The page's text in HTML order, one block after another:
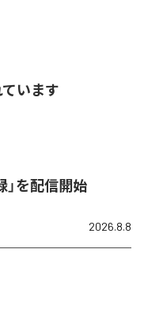
います
」を配信開始
2026.8.8